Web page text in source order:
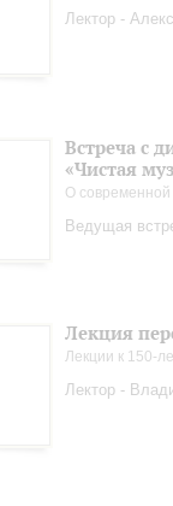
Лектор -
Встреча с
«Чистая
О
Ведущая
Лекция
Лекции к 150-
Лектор -